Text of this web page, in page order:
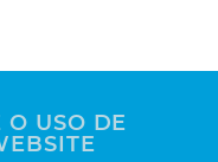
O USO DE